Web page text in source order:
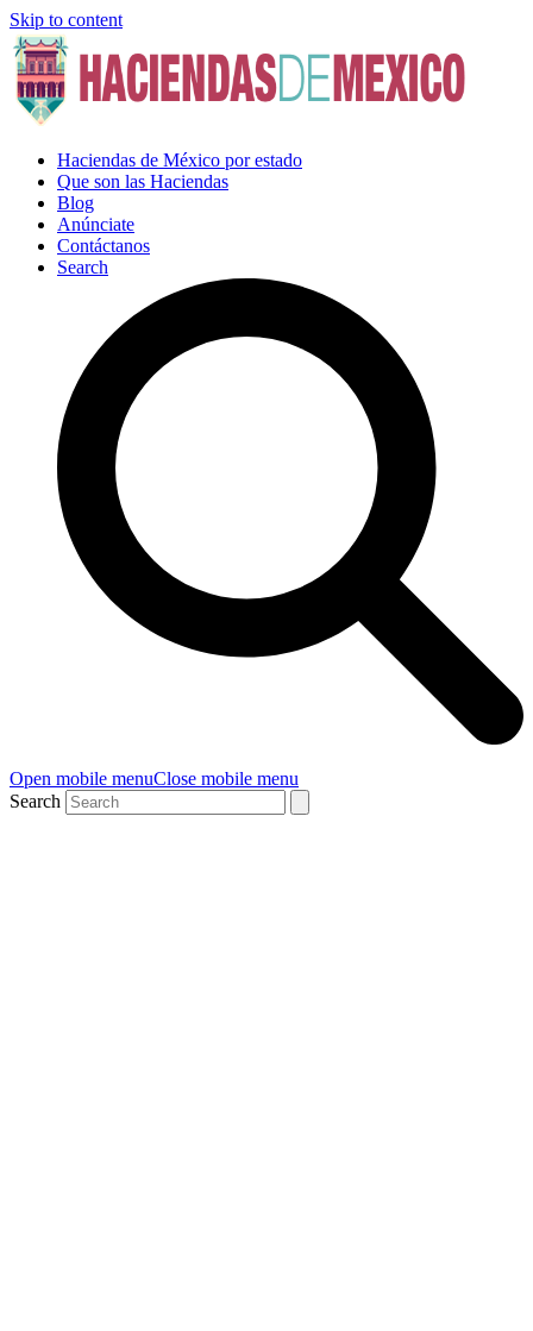
Skip to content
Haciendas de México por estado
Que son las Haciendas
Blog
Anúnciate
Contáctanos
Search
Open mobile menuClose mobile menu
Search